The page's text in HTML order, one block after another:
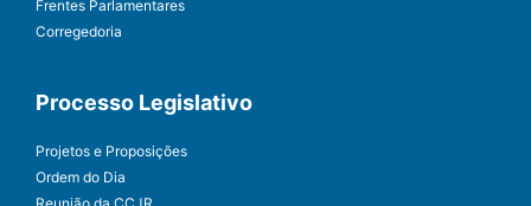
Frentes Parlamentares
Corregedoria
Processo Legislativo
Projetos e Proposições
Ordem do Dia